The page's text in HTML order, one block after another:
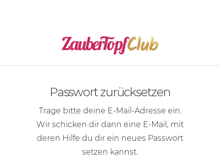
Passwort zurücksetzen
Trage bitte deine E-Mail-Adresse ein.
Wir schicken dir dann eine E-Mail , mit
deren Hilfe du dir ein neues Passwort
setzen kannst.